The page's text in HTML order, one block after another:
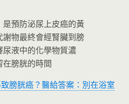
預防泌尿上皮癌的黃
物最終會經腎臟到膀
液中的化學物質濃
在膀胱的時間
膀胱癌？醫給答案：別在浴室